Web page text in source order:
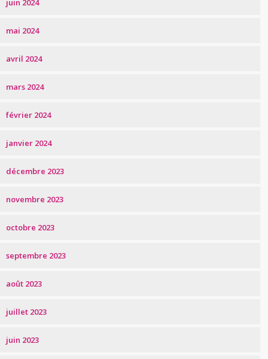
juin 2024
mai 2024
avril 2024
mars 2024
février 2024
janvier 2024
décembre 2023
novembre 2023
octobre 2023
septembre 2023
août 2023
juillet 2023
juin 2023